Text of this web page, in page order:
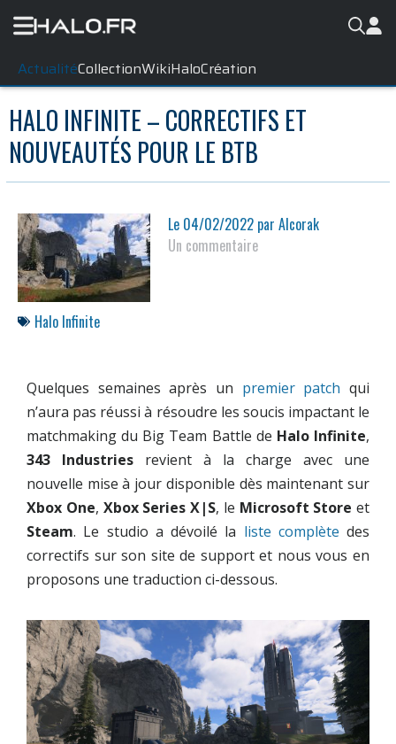
ActualitéCollectionWikiHaloCréation
HALO INFINITE – CORRECTIFS ET
NOUVEAUTÉS POUR LE BTB
Le 04/02/2022 par Alcorak
Un commentaire
Halo Infinite
Quelques semaines après un premier patch qui
n’aura pas réussi à résoudre les soucis impactant le
matchmaking du Big Team Battle de Halo Infinite,
343 Industries revient à la charge avec une
nouvelle mise à jour disponible dès maintenant sur
Xbox One, Xbox Series X|S, le Microsoft Store et
Steam. Le studio a dévoilé la liste complète des
correctifs sur son site de support et nous vous en
proposons une traduction ci-dessous.